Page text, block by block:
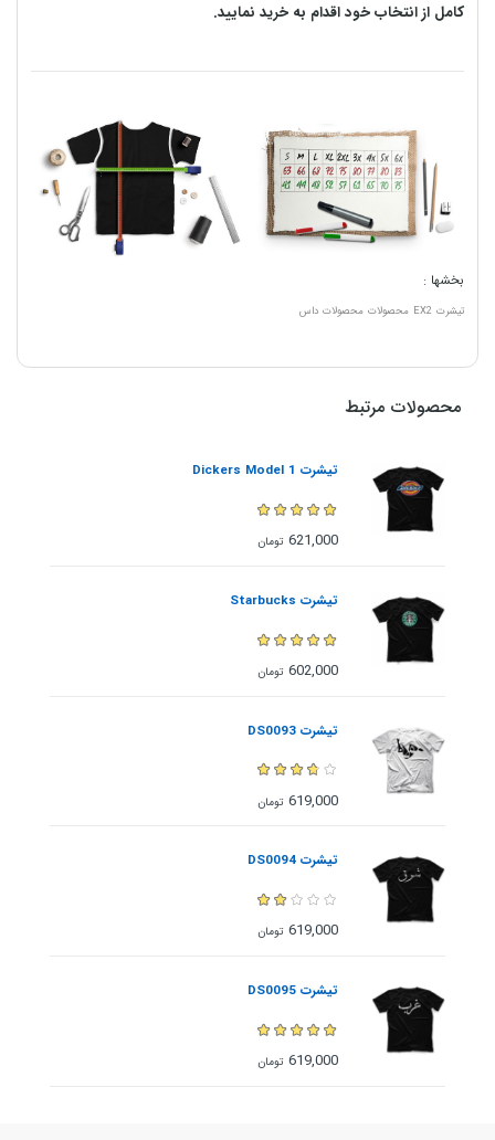
کامل از انتخاب خود اقدام به خرید نمایید.
بخشها :
تیشرت EX2 محصولات محصولات داس
محصولات مرتبط
تیشرت Dickers Model 1
621,000 تومان
تیشرت Starbucks
602,000 تومان
تیشرت DS0093
619,000 تومان
تیشرت DS0094
619,000 تومان
تیشرت DS0095
619,000 تومان